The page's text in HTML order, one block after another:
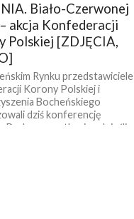
Biało-Czerwonej
akcja Konfederacji
Polskiej [ZDJĘCIA,
Rynku przedstawiciele
Korony Polskiej i
Bocheńskiego
dziś konferencję
Podczas spotkania odnieśli